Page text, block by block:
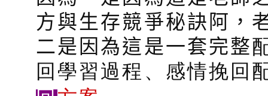
方與生存競爭秘訣阿，
二是因為這是一套完整
回學習過程、感情挽回